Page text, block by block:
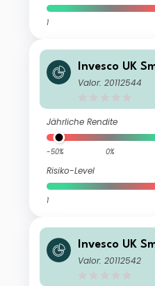
1
Invesco UK
y Fund (UK) Z
Valor: 20112544
Jährliche Rendite
-50% 0%
Risiko-Level
1
Invesco UK
y Fund (UK) Z
Valor: 20112542